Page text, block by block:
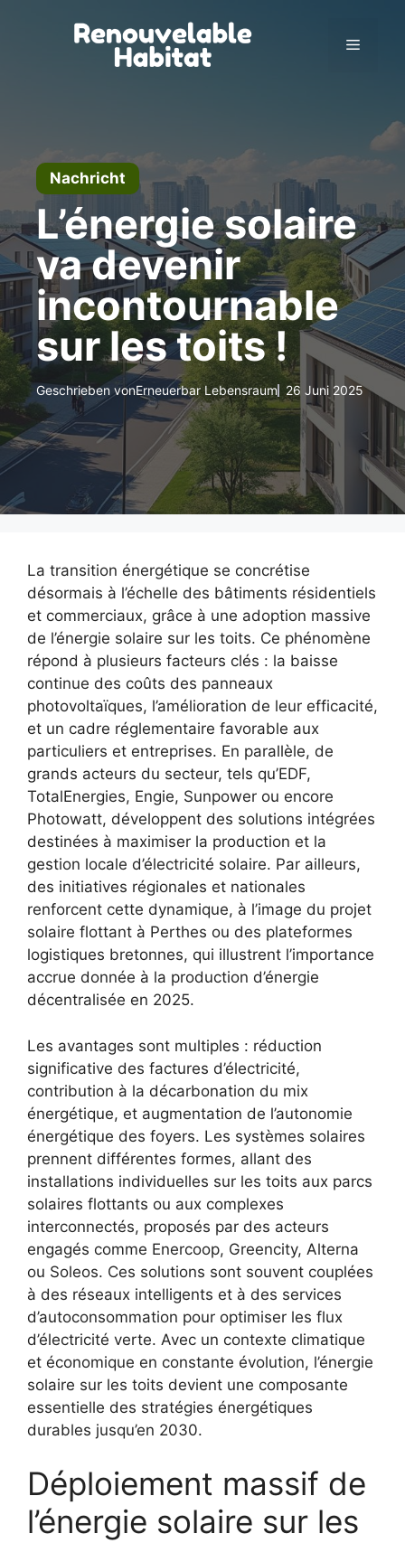
Menü
Nachricht
L’énergie solaire
va devenir
incontournable
sur les toits !
Geschrieben vonErneuerbar Lebensraum 26 Juni 2025
La transition énergétique se concrétise
désormais à l’échelle des bâtiments résidentiels
et commerciaux, grâce à une adoption massive
de l’énergie solaire sur les toits. Ce phénomène
répond à plusieurs facteurs clés : la baisse
continue des coûts des panneaux
photovoltaïques, l’amélioration de leur efficacité,
et un cadre réglementaire favorable aux
particuliers et entreprises. En parallèle, de
grands acteurs du secteur, tels qu’EDF,
TotalEnergies, Engie, Sunpower ou encore
Photowatt, développent des solutions intégrées
destinées à maximiser la production et la
gestion locale d’électricité solaire. Par ailleurs,
des initiatives régionales et nationales
renforcent cette dynamique, à l’image du projet
solaire flottant à Perthes ou des plateformes
logistiques bretonnes, qui illustrent l’importance
accrue donnée à la production d’énergie
décentralisée en 2025.
Les avantages sont multiples : réduction
significative des factures d’électricité,
contribution à la décarbonation du mix
énergétique, et augmentation de l’autonomie
énergétique des foyers. Les systèmes solaires
prennent différentes formes, allant des
installations individuelles sur les toits aux parcs
solaires flottants ou aux complexes
interconnectés, proposés par des acteurs
engagés comme Enercoop, Greencity, Alterna
ou Soleos. Ces solutions sont souvent couplées
à des réseaux intelligents et à des services
d’autoconsommation pour optimiser les flux
d’électricité verte. Avec un contexte climatique
et économique en constante évolution, l’énergie
solaire sur les toits devient une composante
essentielle des stratégies énergétiques
durables jusqu’en 2030.
Déploiement massif de
l’énergie solaire sur les